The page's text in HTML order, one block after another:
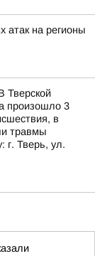
атак на регионы
Тверской
произошло 3
в
травмы
г. Тверь, ул.